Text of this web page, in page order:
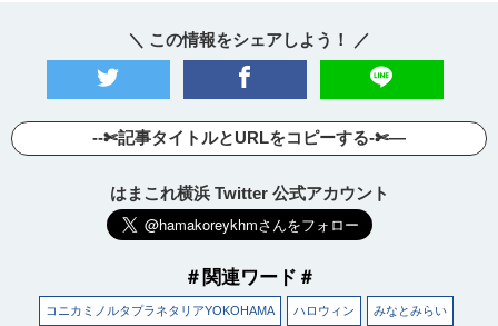
＼ この情報をシェアしよう！ ／
--✄記事タイトルとURLをコピーする-✄—
はまこれ横浜 Twitter 公式アカウント
＃関連ワード＃
コニカミノルタプラネタリアYOKOHAMA ハロウィン みなとみらい